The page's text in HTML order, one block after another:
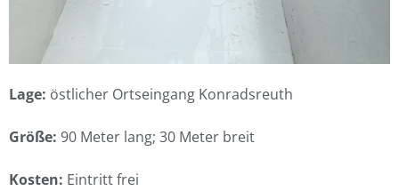
Lage: östlicher Ortseingang Konradsreuth
Größe: 90 Meter lang; 30 Meter breit
Kosten: Eintritt frei